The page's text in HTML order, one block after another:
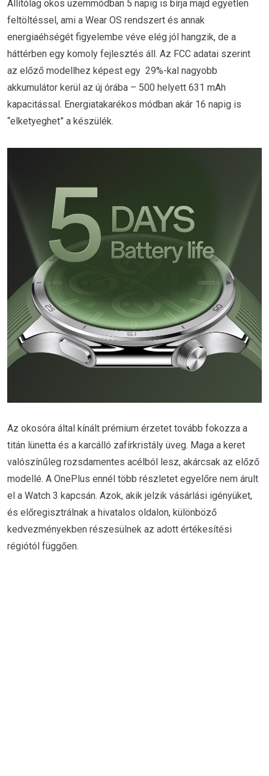
Állítólag okos üzemmódban 5 napig is bírja majd egyetlen
feltöltéssel, ami a Wear OS rendszert és annak
energiaéhségét figyelembe véve elég jól hangzik, de a
háttérben egy komoly fejlesztés áll. Az FCC adatai szerint
az előző modellhez képest egy 29%-kal nagyobb
akkumulátor kerül az új órába – 500 helyett 631 mAh
kapacitással. Energiatakarékos módban akár 16 napig is
“elketyeghet” a készülék.
Az okosóra által kínált prémium érzetet tovább fokozza a
titán lünetta és a karcálló zafírkristály üveg. Maga a keret
valószínűleg rozsdamentes acélból lesz, akárcsak az előző
modellé. A OnePlus ennél több részletet egyelőre nem árult
el a Watch 3 kapcsán. Azok, akik jelzik vásárlási igényüket,
és előregisztrálnak a hivatalos oldalon, különböző
kedvezményekben részesülnek az adott értékesítési
régiótól függően.